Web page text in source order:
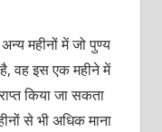
महीनों में जो पुण्य
वह इस एक महीने में
किया जा सकता
से भी अधिक माना